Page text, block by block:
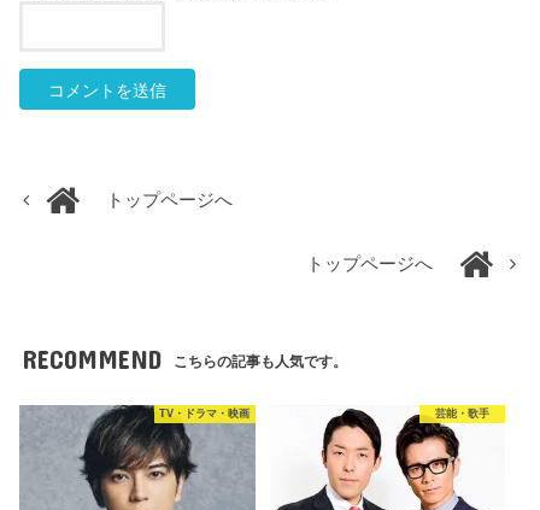
トップページへ
トップページへ
RECOMMEND こちらの記事も人気です。
TV・ドラマ・映画 芸能・歌手